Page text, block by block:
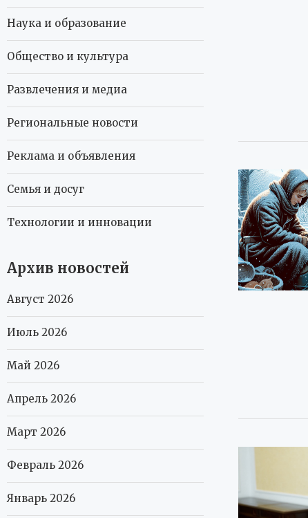
Наука и образование
Общество и культура
Развлечения и медиа
Региональные новости
Реклама и объявления
Семья и досуг
Технологии и инновации
Архив новостей
Август 2026
Июль 2026
Май 2026
Апрель 2026
Март 2026
Февраль 2026
Январь 2026